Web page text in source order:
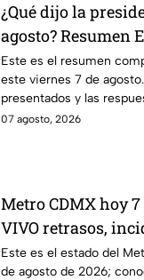
¿Qué dijo la
agosto? Resumen
Este es el resumen
este viernes 7 de
presentados y las
momento.
07 agosto, 2026
Metro CDMX hoy
VIVO retrasos,
afectadas
Este es el estado del
de agosto de 2026;